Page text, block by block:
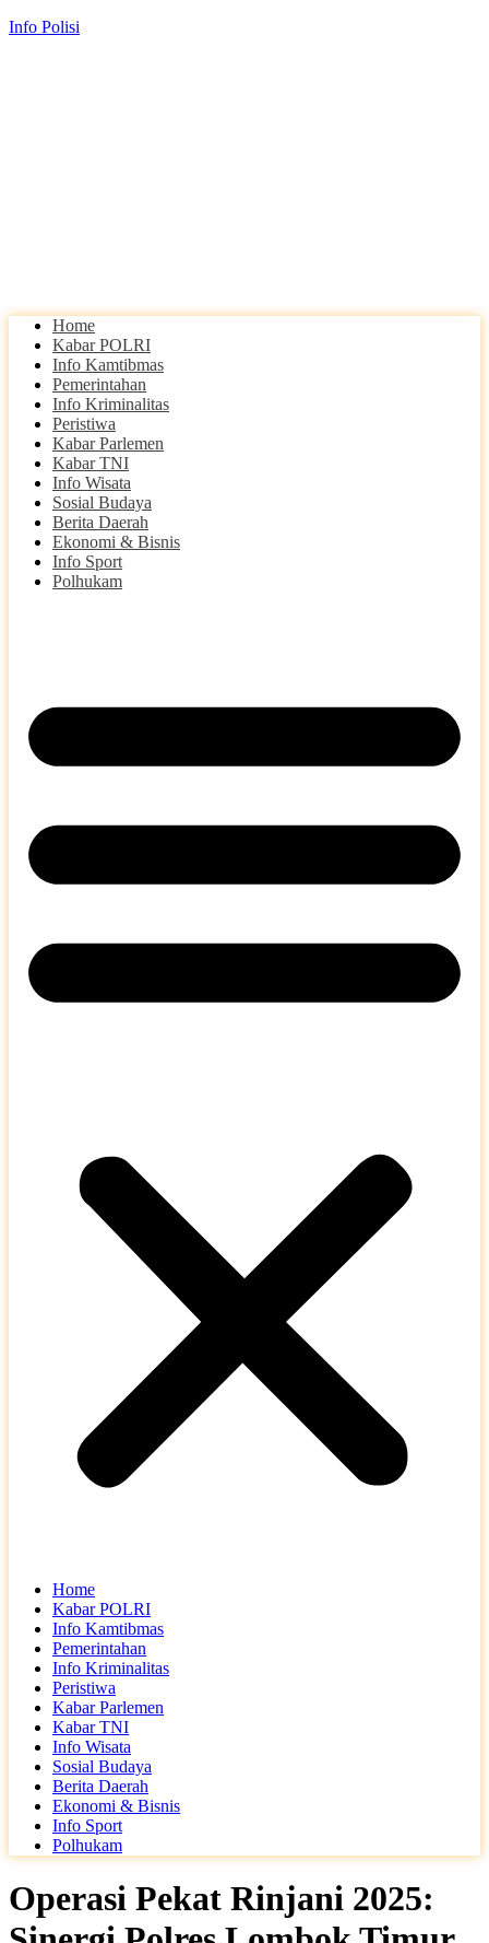
Info Polisi
Home
Kabar POLRI
Info Kamtibmas
Pemerintahan
Info Kriminalitas
Peristiwa
Kabar Parlemen
Kabar TNI
Info Wisata
Sosial Budaya
Berita Daerah
Ekonomi & Bisnis
Info Sport
Polhukam
Home
Kabar POLRI
Info Kamtibmas
Pemerintahan
Info Kriminalitas
Peristiwa
Kabar Parlemen
Kabar TNI
Info Wisata
Sosial Budaya
Berita Daerah
Ekonomi & Bisnis
Info Sport
Polhukam
Operasi Pekat Rinjani 2025: